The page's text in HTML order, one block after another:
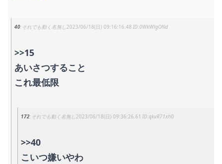
40 それでも動く名無し2023/06/18(日) 09:16:16.48 0WkWlgONd
>>15
あいさつすること
これ最低限
172 それでも動く名無し2023/06/18(日) 09:36:26.61 qkvR71xh0
>>40
こいつ嫌いやわ